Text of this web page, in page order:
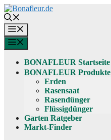
Zum
Inhalt
springen
BONAFLEUR Startseite
BONAFLEUR Produkte
Erden
Rasensaat
Rasendünger
Flüssigdünger
Garten Ratgeber
Markt-Finder